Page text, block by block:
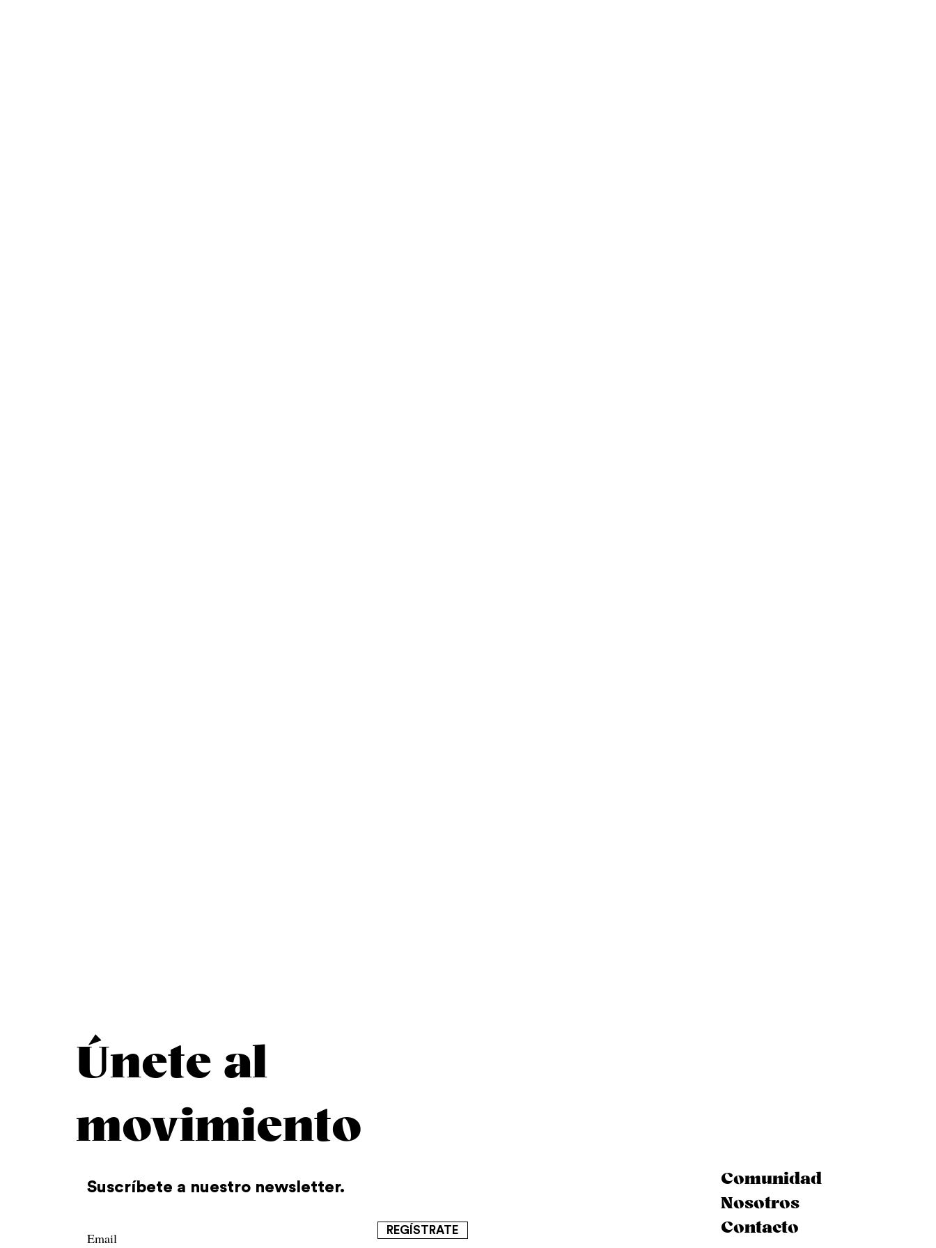
Únete al
movimiento
Suscríbete a nuestro newsletter.
REGÍSTRATE
Comunidad
Nosotros
Contacto